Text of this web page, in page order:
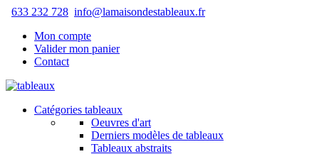
633 232 728 info@lamaisondestableaux.fr
Mon compte
Valider mon panier
Contact
Catégories tableaux
Oeuvres d'art
Derniers modèles de tableaux
Tableaux abstraits